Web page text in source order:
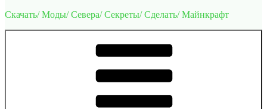
Скачать/ Моды/ Севера/ Секреты/ Сделать/ Майнкрафт